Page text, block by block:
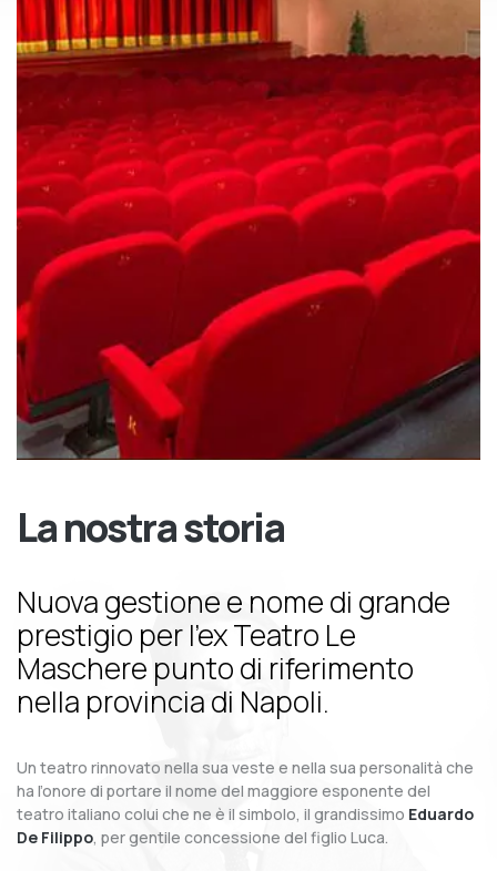
La nostra storia
Nuova gestione e nome di grande
prestigio per l’ex Teatro Le
Maschere punto di riferimento
nella provincia di Napoli.
Un teatro rinnovato nella sua veste e nella sua personalità che
ha l’onore di portare il nome del maggiore esponente del
teatro italiano colui che ne è il simbolo, il grandissimo Eduardo
De Filippo, per gentile concessione del figlio Luca.